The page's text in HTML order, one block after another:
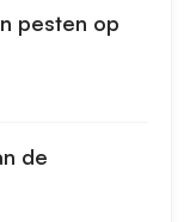
pesten op
de